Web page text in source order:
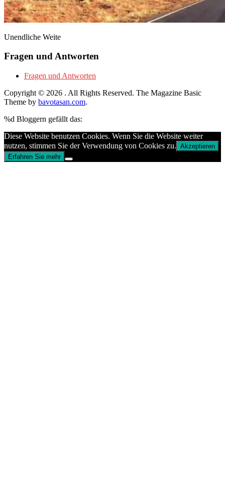
Unendliche Weite
Fragen und Antworten
Fragen und Antworten
Copyright © 2026 . All Rights Reserved. The Magazine Basic
Theme by bavotasan.com.
%d Bloggern gefällt das:
Diese Website benutzen Cookies. Wenn Sie die Website weiter
nutzen, stimmen Sie der Verwendung von Cookies zu. Akzeptieren
Erfahren Sie mehr